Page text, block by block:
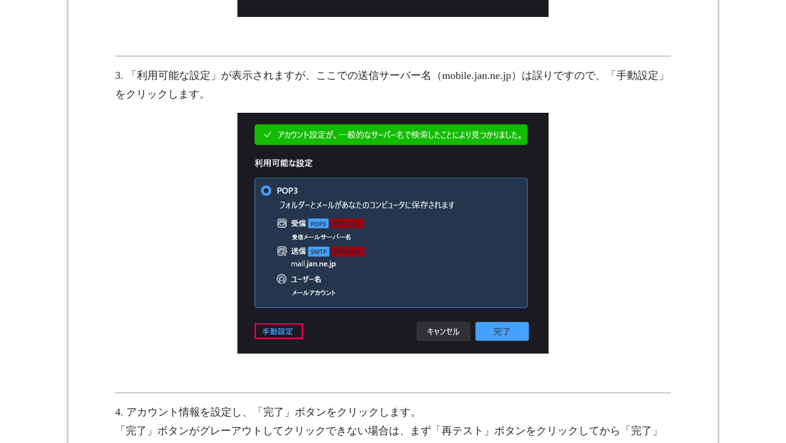
3. 「利用可能な設定」が表示されますが、ここでの送信サーバー名（mobile.jan.ne.jp）は誤りですので、「手動設定」
をクリックします。
4. アカウント情報を設定し、「完了」ボタンをクリックします。
「完了」ボタンがグレーアウトしてクリックできない場合は、まず「再テスト」ボタンをクリックしてから「完了」